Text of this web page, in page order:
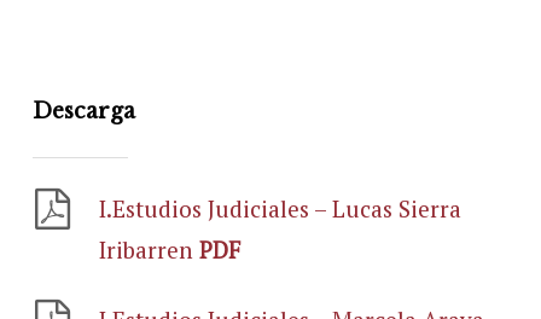
Descarga
I.Estudios Judiciales – Lucas Sierra
Iribarren PDF